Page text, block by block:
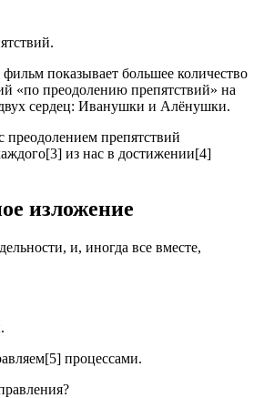
фильм показывает большее количество
«по преодолению препятствий» на
сердец: Иванушки и Алёнушки.
преодолением препятствий
из нас в достижении[4]
изложение
и, иногда все вместе,
процессами.